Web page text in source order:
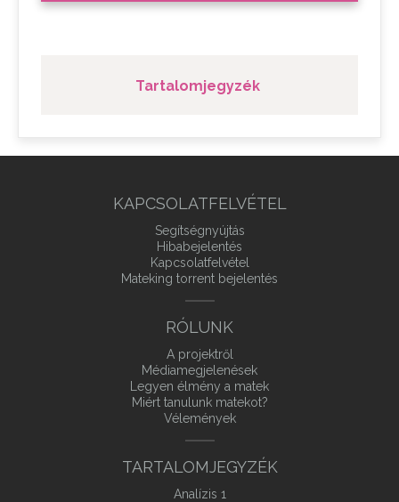
Tartalomjegyzék
KAPCSOLATFELVÉTEL
Segítségnyújtás
Hibabejelentés
Kapcsolatfelvétel
Mateking torrent bejelentés
RÓLUNK
A projektről
Médiamegjelenések
Legyen élmény a matek
Miért tanulunk matekot?
Vélemények
TARTALOMJEGYZÉK
Analízis 1